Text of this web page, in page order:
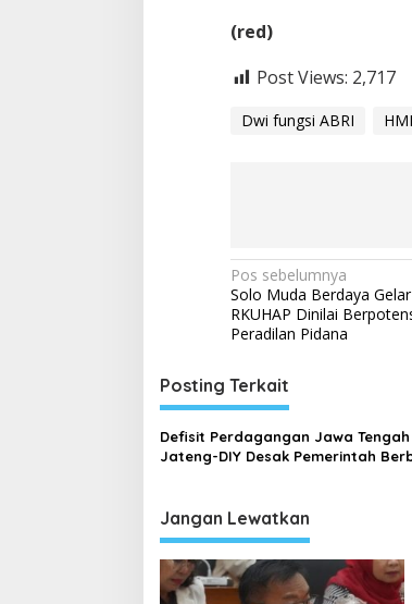
(red)
Post Views: 2,717
Dwi fungsi ABRI
N
a
v
i
g
a
s
p
o
s
Pos sebelumnya
Solo Muda Berdaya
RKUHAP Dinilai
Peradilan Pidana
Posting Terkait
Defisit Perdagangan Jawa Tengah
Jateng-DIY Desak Pemerintah
Jangan Lewatkan